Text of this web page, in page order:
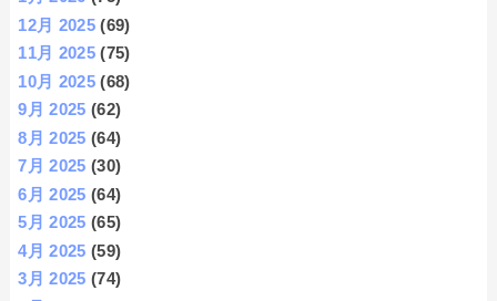
12月 2025 (69)
11月 2025 (75)
10月 2025 (68)
9月 2025 (62)
8月 2025 (64)
7月 2025 (30)
6月 2025 (64)
5月 2025 (65)
4月 2025 (59)
3月 2025 (74)